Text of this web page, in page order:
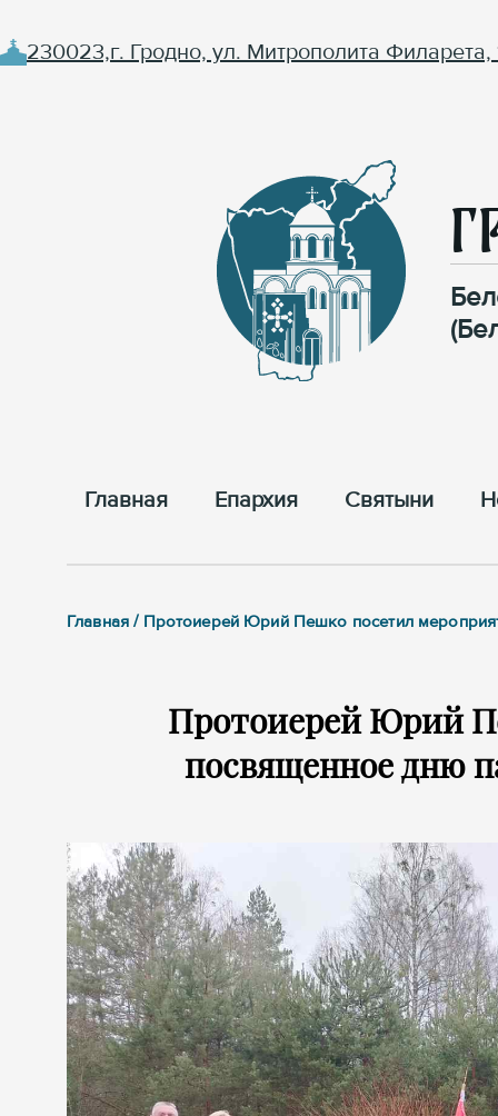
230023,г. Гродно, ул. Митрополита Филарета,
Главная Епархия Cвятыни
Главная / Протоиерей Юрий Пешко посетил
Протоиерей Юрий
посвященное дню